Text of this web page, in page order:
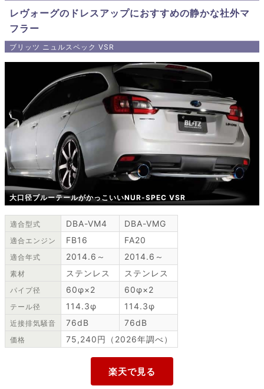
レヴォーグのドレスアップにおすすめの静かな社外マ
フラー
ブリッツ ニュルスペック VSR
大口径ブルーテールがかっこいいNUR-SPEC VSR
適合型式 DBA-VM4 DBA-VMG
適合エンジン FB16 FA20
適合年式 2014.6～ 2014.6～
素材 ステンレス ステンレス
パイプ径 60φ×2 60φ×2
テール径 114.3φ 114.3φ
近接排気騒音 76dB 76dB
価格 75,240円（2026年調べ）